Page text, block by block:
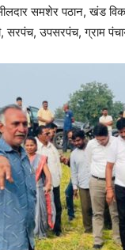
समशेर पठान, खंड
सरपंच, उपसरपंच, ग्राम